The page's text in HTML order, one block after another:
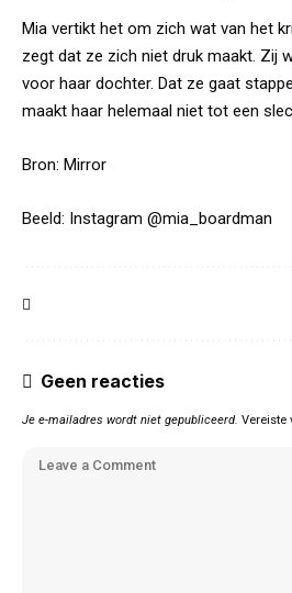
Mia vertikt het om zich wat van het
zegt dat ze zich niet druk maakt. Zij
voor haar dochter. Dat ze gaat
maakt haar helemaal niet tot een
Bron: Mirror
Beeld: Instagram @mia_boardman
Geen reacties
Je e-mailadres wordt niet gepubliceerd. Vereiste